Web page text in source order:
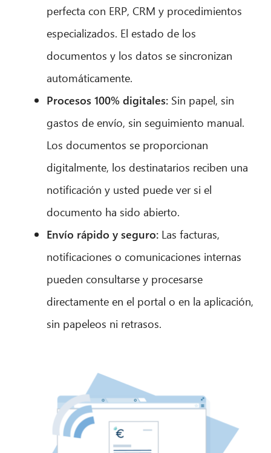
perfecta con ERP, CRM y procedimientos
especializados. El estado de los
documentos y los datos se sincronizan
automáticamente.
Procesos 100% digitales: Sin papel, sin
gastos de envío, sin seguimiento manual.
Los documentos se proporcionan
digitalmente, los destinatarios reciben una
notificación y usted puede ver si el
documento ha sido abierto.
Envío rápido y seguro: Las facturas,
notificaciones o comunicaciones internas
pueden consultarse y procesarse
directamente en el portal o en la aplicación,
sin papeleos ni retrasos.
CIB AI ChatBot